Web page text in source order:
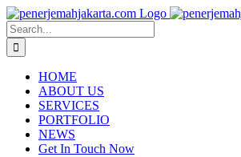
Skip
to
content
Search
for:
HOME
ABOUT US
SERVICES
PORTFOLIO
NEWS
Get In Touch Now